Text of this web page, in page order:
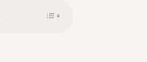
Toggle Table of Content